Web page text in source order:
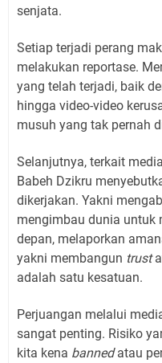
senjata.
Setiap terjadi perang
melakukan reportase.
yang telah terjadi, baik
hingga video-video
musuh yang tak pernah
Selanjutnya, terkait
Babeh Dzikru
dikerjakan. Yakni
mengimbau dunia untuk
depan, melaporkan
yakni membangun trust
adalah satu kesatuan.
Perjuangan melalui
sangat penting. Risiko
kita kena bannedatau